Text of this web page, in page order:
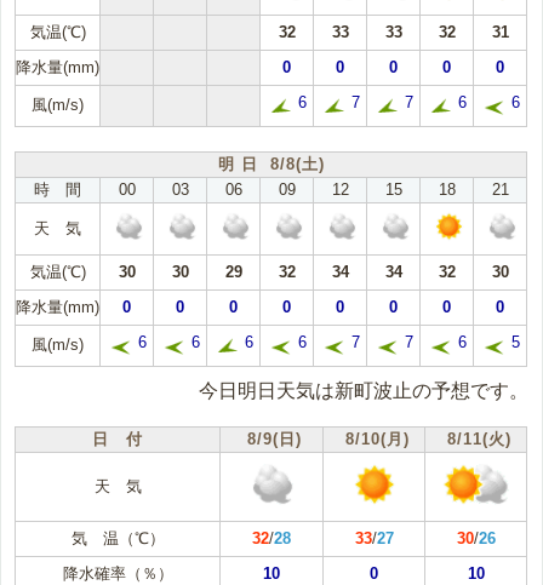
気温(℃) 32 33 33 32
31
降水量(mm)
0 0 0 0 0
風(m/s) 6 7 7 6 6
明 日 8/8(土)
時 間
00 03 06 09 12 15 18 21
天 気
気温(℃) 30 30 29 32 34 34 32
30
降水量(mm)
0 0 0 0 0 0 0 0
風(m/s) 6 6 6 6 7 7 6 5
今日明日天気は新町波止の予想です。
日 付 8/9(日) 8/10(月) 8/11(火)
天 気
気 温（℃） 32/28 33/27 30/26
降水確率（％）
10 0 10